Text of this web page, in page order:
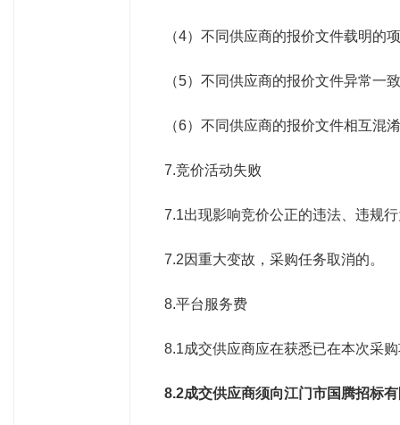
（4）不同供应商的报价文件载明的
（5）不同供应商的报价文件异常一
（6）不同供应商的报价文件相互混
7.竞价活动失败
7.1出现影响竞价公正的违法、违规
7.2因重大变故，采购任务取消的。
8.平台服务费
8.1成交供应商应在获悉已在本次采
8.2成交供应商须向江门市国腾招标